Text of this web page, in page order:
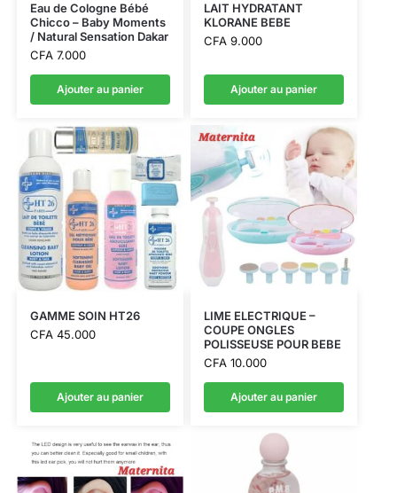
Eau de Cologne Bébé
Chicco – Baby Moments
/ Natural Sensation Dakar
CFA7.000
Ajouter au panier
LAIT HYDRATANT
KLORANE BEBE
CFA9.000
Ajouter au panier
GAMME SOIN HT26
CFA45.000
Ajouter au panier
LIME ELECTRIQUE –
COUPE ONGLES
POLISSEUSE POUR BEBE
CFA10.000
Ajouter au panier